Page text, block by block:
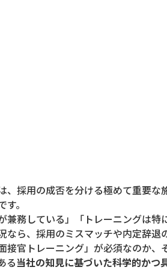
、採用の成否を分ける極めて重要な
。
兼務している」「トレーニングは
なら、採用のミスマッチや内定辞退
接官トレーニング」が必須なのか、
る当社の知見に基づいた科学的かつ